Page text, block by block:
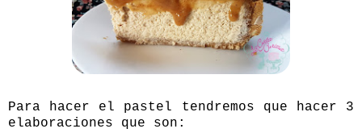
Para hacer el pastel tendremos que hacer 3
elaboraciones que son: